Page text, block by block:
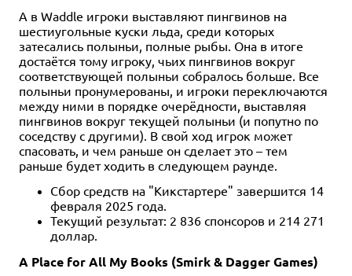
А в Waddle игроки выставляют пингвинов на
шестиугольные куски льда, среди которых
затесались полыньи, полные рыбы. Она в итоге
достаётся тому игроку, чьих пингвинов вокруг
соответствующей полыньи собралось больше. Все
полыньи пронумерованы, и игроки переключаются
между ними в порядке очерёдности, выставляя
пингвинов вокруг текущей полыньи (и попутно по
соседству с другими). В свой ход игрок может
спасовать, и чем раньше он сделает это – тем
раньше будет ходить в следующем раунде.
Сбор средств на "Кикстартере" завершится 14
февраля 2025 года.
Текущий результат: 2 836 спонсоров и 214 271
доллар.
A Place for All My Books (Smirk & Dagger Games)